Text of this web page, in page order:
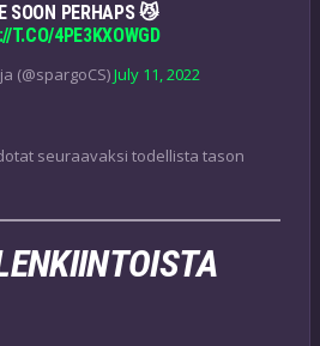
SOON PERHAPS 😼
T.CO/4PE3KXOWGD
(@spargoCS)July 11, 2022
seuraavaksi todellista tason